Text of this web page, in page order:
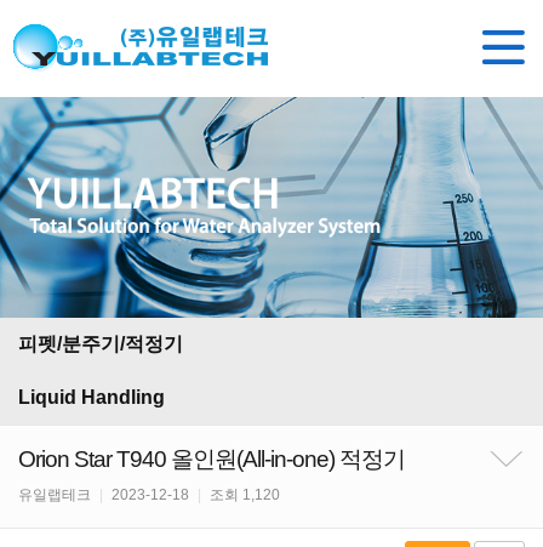
피펫/분주기/적정기
Liquid Handling
Orion Star T940 올인원(All-in-one) 적정기
유일랩테크 2023-12-18 조회 1,120